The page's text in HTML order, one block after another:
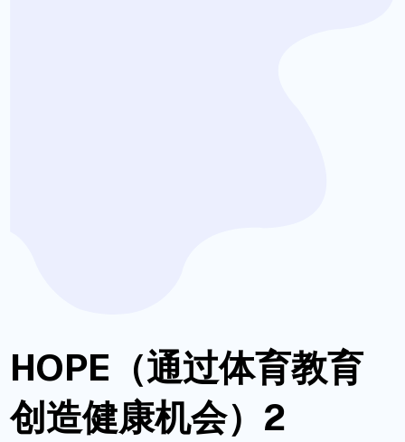
HOPE（通过体育教育
创造健康机会）2